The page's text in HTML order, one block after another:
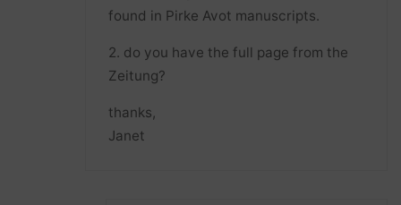
found in Pirke Avot manuscripts.
2. do you have the full page from the
Zeitung?
thanks,
Janet